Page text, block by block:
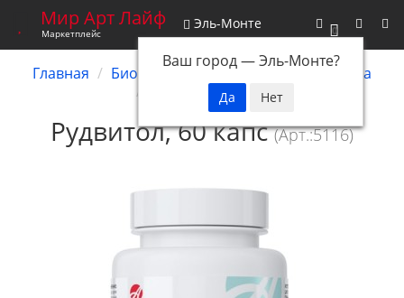
0
Мир Арт Лайф
Маркетплейс
Эль-Монте
Ваш город —Эль-Монте?
Главная Биокомплексы
Иммунная система
Рудвитол, 60 капс
Рудвитол, 60 капс(Арт.:5116)